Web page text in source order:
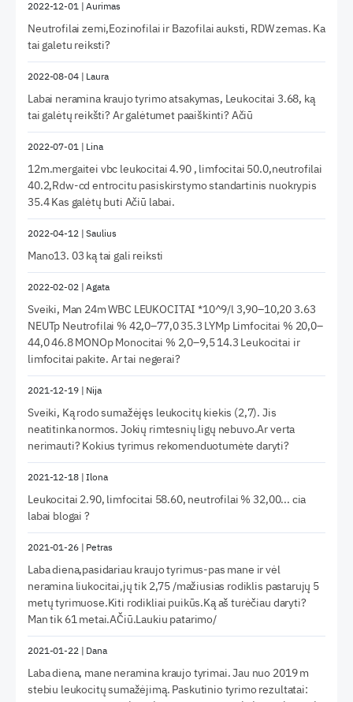
2022-12-01|Aurimas
Neutrofilai zemi,Eozinofilai ir Bazofilai auksti, RDW zemas. Ka
tai galetu reiksti?
2022-08-04| Laura
Labai neramina kraujo tyrimo atsakymas, Leukocitai 3.68, ką
tai galėtų reikšti? Ar galėtumet paaiškinti? Ačiū
2022-07-01| Lina
12m.mergaitei vbc leukocitai 4.90 , limfocitai 50.0,neutrofilai
40.2,Rdw-cd entrocitu pasiskirstymo standartinis nuokrypis
35.4 Kas galėtų buti Ačiū labai.
2022-04-12|Saulius
Mano13. 03 ką tai gali reiksti
2022-02-02|Agata
Sveiki, Man 24m WBC LEUKOCITAI *10^9/l 3,90–10,20 3.63
NEUTp Neutrofilai % 42,0–77,0 35.3 LYMp Limfocitai % 20,0–
44,0 46.8 MONOp Monocitai % 2,0–9,5 14.3 Leukocitai ir
limfocitai pakite. Ar tai negerai?
2021-12-19| Nija
Sveiki, Ką rodo sumažėjęs leukocitų kiekis (2,7). Jis
neatitinka normos. Jokių rimtesnių ligų nebuvo.Ar verta
nerimauti? Kokius tyrimus rekomenduotumėte daryti?
2021-12-18|Ilona
Leukocitai 2.90, limfocitai 58.60, neutrofilai % 32,00... cia
labai blogai ?
2021-01-26| Petras
Laba diena,pasidariau kraujo tyrimus-pas mane ir vėl
neramina liukocitai,jų tik 2,75 /mažiusias rodiklis pastarujų 5
metų tyrimuose.Kiti rodikliai puikūs.Ką aš turėčiau daryti?
Man tik 61 metai.AČiū.Laukiu patarimo/
2021-01-22| Dana
Laba diena, mane neramina kraujo tyrimai. Jau nuo 2019 m
stebiu leukocitų sumažėjimą. Paskutinio tyrimo rezultatai: